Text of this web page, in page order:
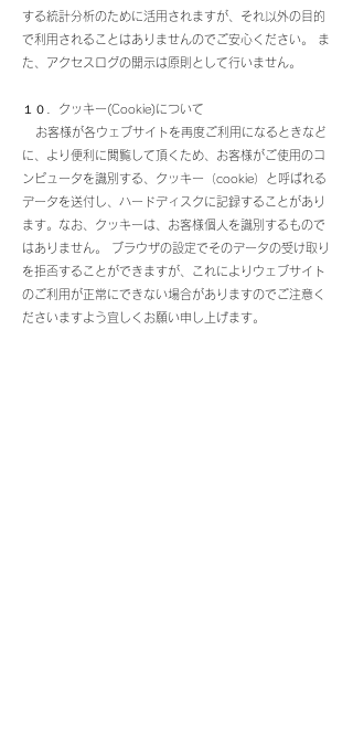
する統計分析のために活用されますが、それ以外の目的
で利用されることはありませんのでご安心ください。 ま
た、アクセスログの開示は原則として行いません。
１０．クッキー(Cookie)について
お客様が各ウェブサイトを再度ご利用になるときなど
に、より便利に閲覧して頂くため、お客様がご使用のコ
ンピュータを識別する、クッキー（cookie）と呼ばれる
データを送付し、ハードディスクに記録することがあり
ます。なお、クッキーは、お客様個人を識別するもので
はありません。 ブラウザの設定でそのデータの受け取り
を拒否することができますが、これによりウェブサイト
のご利用が正常にできない場合がありますのでご注意く
ださいますよう宜しくお願い申し上げます。